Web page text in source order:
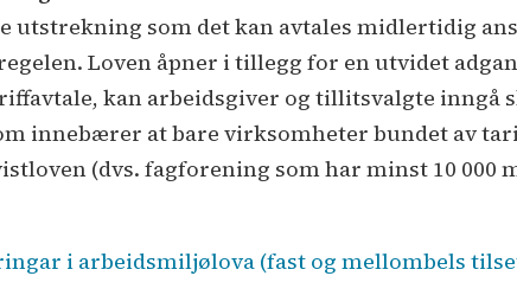
som det kan avtales midlertidig
Loven åpner i tillegg for en utvidet
kan arbeidsgiver og tillitsvalgte inngå
innebærer at bare virksomheter bundet av
(dvs. fagforening som har minst 10 000
i arbeidsmiljølova (fast og mellombels